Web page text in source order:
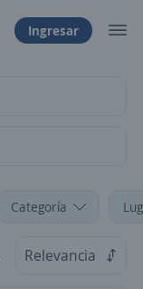
Ingresar
Categoría
Relevancia